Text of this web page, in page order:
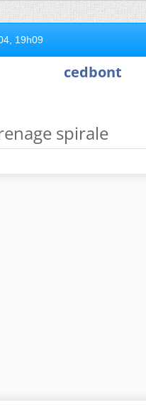
19h09
cedbont
spirale